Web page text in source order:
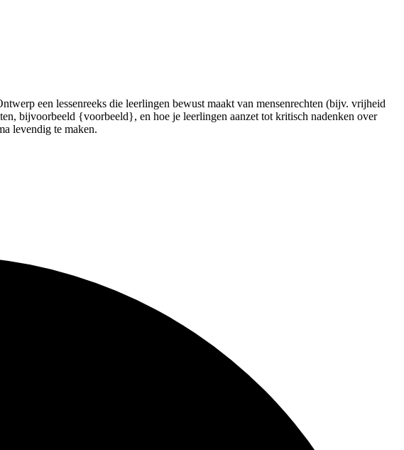
een lessenreeks die leerlingen bewust maakt van mensenrechten (bijv. vrijheid
bijvoorbeeld {voorbeeld}, en hoe je leerlingen aanzet tot kritisch nadenken over
levendig te maken.